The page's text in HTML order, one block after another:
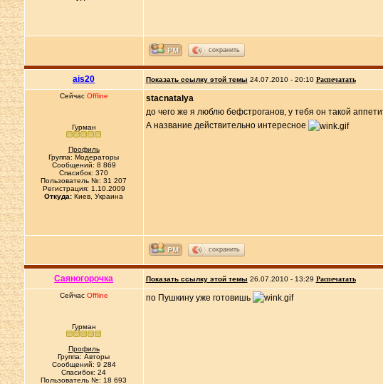
сохранить
ais20 Показать ссылку этой темы 24.07.2010 - 20:10 Распечатать
Сейчас Offline
Гурман
Профиль
Группа: Модераторы
Сообщений: 8 869
Спасибок: 370
Пользователь №: 31 207
Регистрация: 1.10.2009
Откуда: Киев, Украина
stacnatalya
до чего же я люблю бефстроганов, у тебя он такой
А название действительно интересное
сохранить
Саяногорочка Показать ссылку этой темы 26.07.2010 - 13:29 Распечатать
Сейчас Offline
Гурман
Профиль
Группа: Авторы
Сообщений: 9 284
Спасибок: 24
Пользователь №: 18 693
по Пушкину уже готовишь